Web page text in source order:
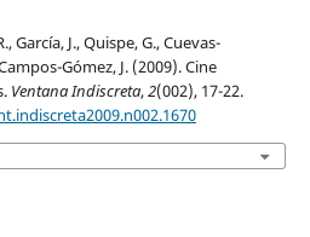
García, J., Quispe, G., Cuevas-
Gómez, J. (2009). Cine
Ventana Indiscreta,2(002), 17-22.